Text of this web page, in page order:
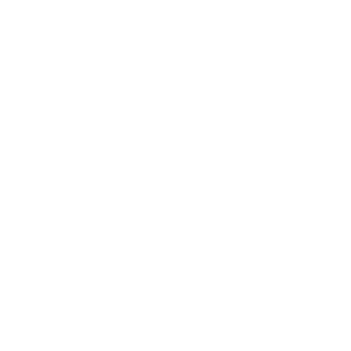
vybudoval
dodavatele